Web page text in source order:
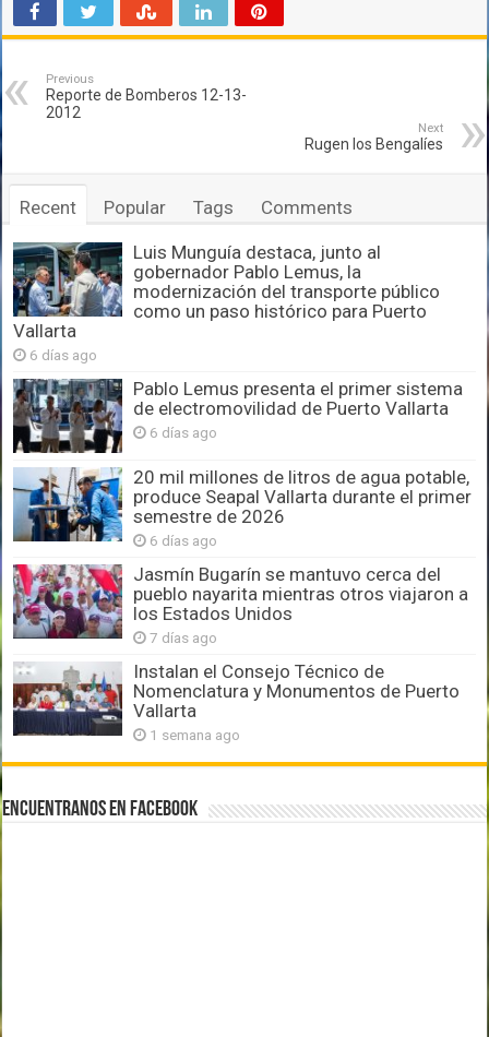
Previous
Reporte de Bomberos 12-13-
2012
Next
Rugen los Bengalíes
Recent Popular Tags Comments
Luis Munguía destaca, junto al
gobernador Pablo Lemus, la
modernización del transporte público
como un paso histórico para Puerto
Vallarta
6 días ago
Pablo Lemus presenta el primer sistema
de electromovilidad de Puerto Vallarta
6 días ago
20 mil millones de litros de agua potable,
produce Seapal Vallarta durante el primer
semestre de 2026
6 días ago
Jasmín Bugarín se mantuvo cerca del
pueblo nayarita mientras otros viajaron a
los Estados Unidos
7 días ago
Instalan el Consejo Técnico de
Nomenclatura y Monumentos de Puerto
Vallarta
1 semana ago
Encuentranos en Facebook